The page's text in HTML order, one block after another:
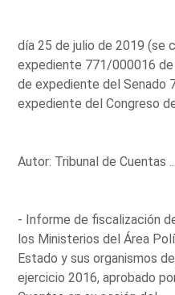
día 25 de julio de 2019 (se
expediente 771/000016
de expediente del Senado
expediente del Congreso
Autor: Tribunal de Cuentas
- Informe de fiscalización
los Ministerios del Área
Estado y sus organismos
ejercicio 2016, aprobado